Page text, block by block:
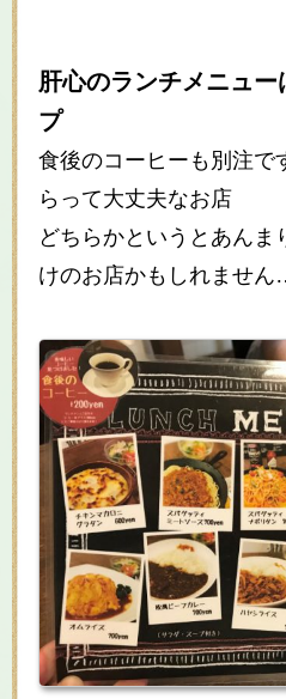
肝心のランチメニュ
プ
食後のコーヒーも別注で
らって大丈夫なお店
どちらかというとあんま
けのお店かもしれませ